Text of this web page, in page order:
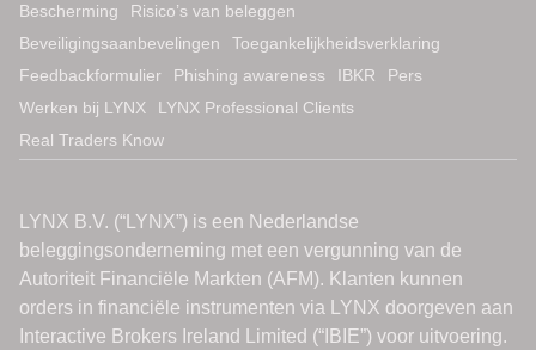
Bescherming
Risico’s van beleggen
Beveiligingsaanbevelingen
Toegankelijkheidsverklaring
Feedbackformulier
Phishing awareness IBKR
Pers
Werken bij LYNX
LYNX Professional Clients
Real Traders Know